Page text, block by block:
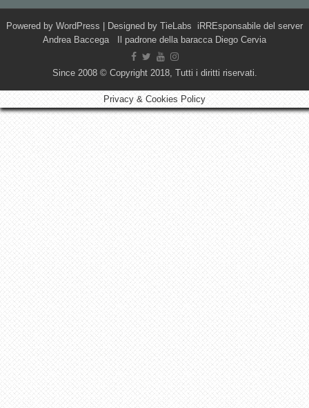
Powered by WordPress | Designed by TieLabs iRREsponsabile del server
Andrea Baccega Il padrone della baracca Diego Cervia
Since 2008 © Copyright 2018, Tutti i diritti riservati.
Privacy & Cookies Policy